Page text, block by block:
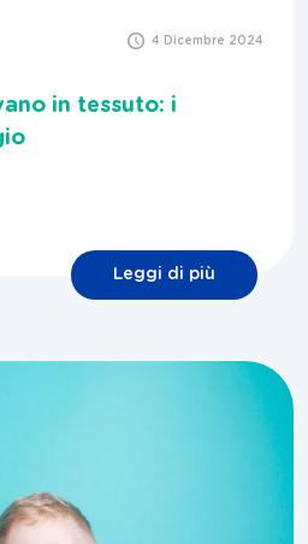
4 Dicembre 2024
in tessuto: i
Leggi di più